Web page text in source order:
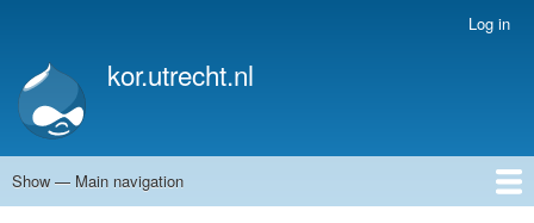
account
menu
Log in
kor.utrecht.nl
Main
Show — Main navigation